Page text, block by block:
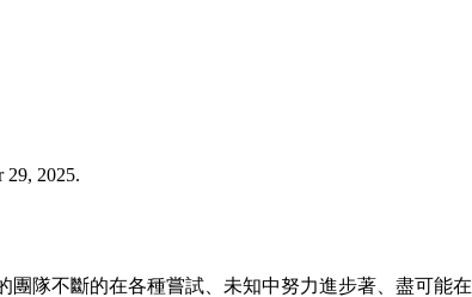
29, 2025.
隊不斷的在各種嘗試、未知中努力進步著、盡可能